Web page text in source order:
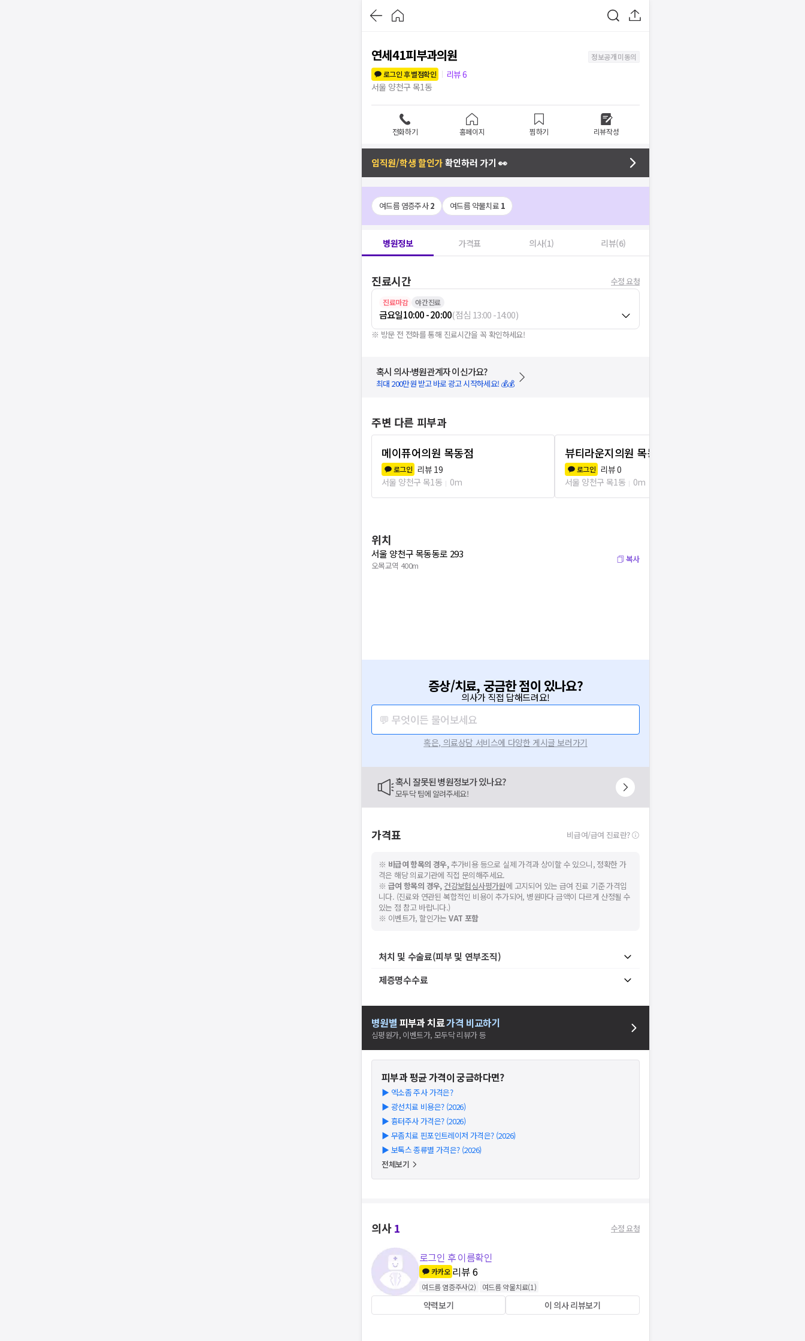
연세41피부과의원
정보공개 미동의
로그인 후 별점확인
리뷰6
서울 양천구 목1동
전화하기 홈페이지 찜하기 리뷰작성
임직원/학생 할인가확인하러 가기 👀
여드름 염증주사2 여드름 약물치료 1
병원정보 가격표 의사(1) 리뷰(6)
진료시간 수정 요청
진료마감 야간진료
금요일10:00 - 20:00(점심 13:00-14:00)
※ 방문 전 전화를 통해 진료시간을 꼭 확인하세요!
혹시 의사·병원관계자 이신가요?
최대 200만원 받고 바로 광고 시작하세요! 💰💰
주변 다른 피부과
메이퓨어의원 목동점
로그인 리뷰 19
서울 양천구 목1동
0m
뷰티라운지의원 목동점
로그인 리뷰0
서울 양천구 목1동
0m
위치
서울 양천구 목동동로 293
오목교역 400m
복사
증상/치료, 궁금한 점이 있나요?
의사가 직접 답해드려요!
💬 무엇이든 물어보세요
혹은, 의료상담 서비스에 다양한 게시글 보러가기
혹시 잘못된 병원정보가 있나요?
모두닥 팀에 알려주세요!
가격표 비급여/급여 진료란?
※ 비급여 항목의 경우,추가비용 등으로 실제 가격과 상이할 수 있으니, 정확한 가
격은 해당 의료기관에 직접 문의해주세요.
※ 급여 항목의 경우, 건강보험심사평가원에 고지되어 있는 급여 진료 기준 가격입
니다. (진료와 연관된 복합적인 비용이 추가되어, 병원마다 금액이 다르게 산정될 수
있는 점 참고 바랍니다.)
※ 이벤트가, 할인가는VAT 포함
처치 및 수술료(피부 및 연부조직)
제증명수수료
병원별 피부과치료가격 비교하기
심평원가, 이벤트가, 모두닥 리뷰가 등
피부과평균 가격이 궁금하다면?
▶ 엑소좀 주사 가격은?
▶ 광선치료 비용은? (2026)
▶ 흉터주사 가격은? (2026)
▶ 무좀치료 핀포인트레이저 가격은? (2026)
▶ 보톡스 종류별 가격은? (2026)
전체보기
의사1 수정 요청
로그인 후 이름확인
카카오 리뷰6
여드름 염증주사(2) 여드름 약물치료(1)
약력보기 이 의사 리뷰보기
요청하신 작업을 처리하지 못했습니다.
네트워크 또는 서버의 일시적인 오류로, 잠시 후 다시 시도해주세요.
지속적으로 문제가 발생할 경우 모두닥 채널톡으로 문의해주세요.
확인